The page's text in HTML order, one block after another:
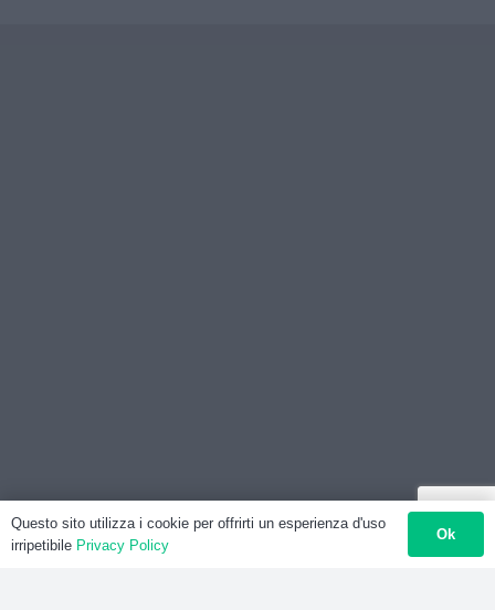
Questo sito utilizza i cookie per offrirti un esperienza d'uso
irripetibile Privacy Policy
Ok